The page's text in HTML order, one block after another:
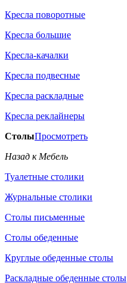
Кресла поворотные
Кресла большие
Кресла-качалки
Кресла подвесные
Кресла раскладные
Кресла реклайнеры
СтолыПросмотреть
Назад к Мебель
Туалетные столики
Журнальные столики
Столы письменные
Столы обеденные
Круглые обеденные столы
Раскладные обеденные столы